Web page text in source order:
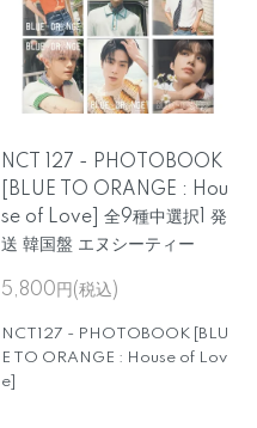
NCT 127 - PHOTOBOOK
[BLUE TO ORANGE : Hou
se of Love] 全9種中選択1 発
送 韓国盤 エヌシーティー
5,800円(税込)
NCT127 - PHOTOBOOK [BLU
E TO ORANGE : House of Lov
e]